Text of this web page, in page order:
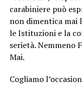
carabiniere può
non dimentica mai
le Istituzioni e la
serietà. Nemmeno
Mai.
Cogliamo